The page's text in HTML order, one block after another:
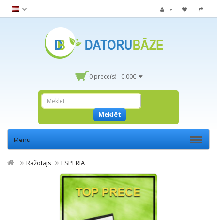
0 prece(s) - 0,00€
Meklēt
Menu
Ražotājs ESPERIA